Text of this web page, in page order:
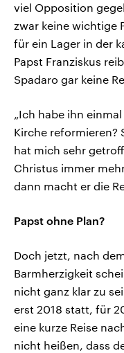
viel Opposition
zwar keine wichtige
für ein Lager in der
Papst Franziskus
Spadaro gar keine
„Ich habe ihn
Kirche reformieren?
hat mich sehr
Christus immer
dann macht er die
Papst ohne Plan?
Doch jetzt, nach
Barmherzigkeit
nicht ganz klar zu
erst 2018 statt, für
eine kurze Reise
nicht heißen, dass